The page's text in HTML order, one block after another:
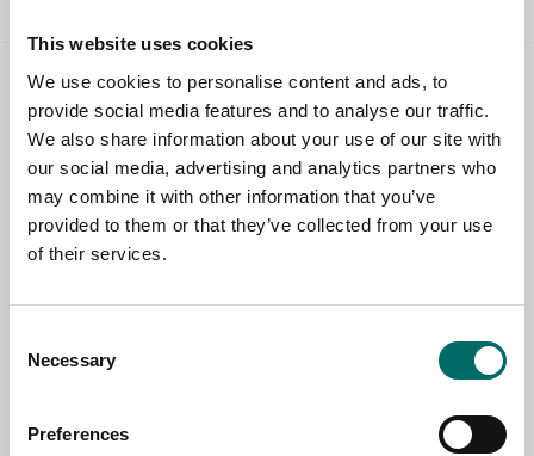
This website uses cookies
We use cookies to personalise content and ads, to
provide social media features and to analyse our traffic.
We also share information about your use of our site with
our social media, advertising and analytics partners who
may combine it with other information that you’ve
provided to them or that they’ve collected from your use
of their services.
Selection
Necessary
Preferences
Contact us
NAME
EMAIL
SELECT COUNTRY